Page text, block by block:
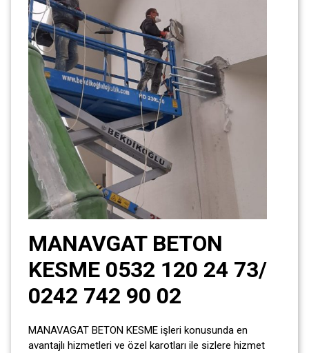
MANAVGAT BETON
KESME 0532 120 24 73/
0242 742 90 02
MANAVAGAT BETON KESME işleri konusunda en
avantajlı hizmetleri ve özel karotları ile sizlere hizmet